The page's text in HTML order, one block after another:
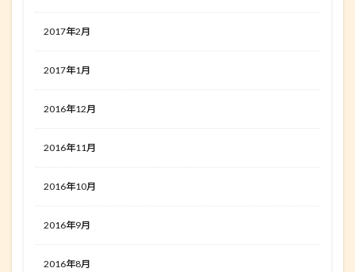
2017年2月
2017年1月
2016年12月
2016年11月
2016年10月
2016年9月
2016年8月